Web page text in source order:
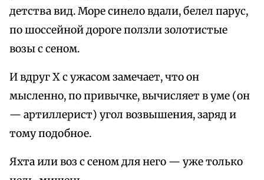
детства вид. Море синело вдали, белел парус,
по шоссейной дороге ползли золотистые
возы с сеном.
И вдруг X с ужасом замечает, что он
мысленно, по привычке, вычисляет в уме (он
— артиллерист) угол возвышения, заряд и
тому подобное.
Яхта или воз с сеном для него — уже только